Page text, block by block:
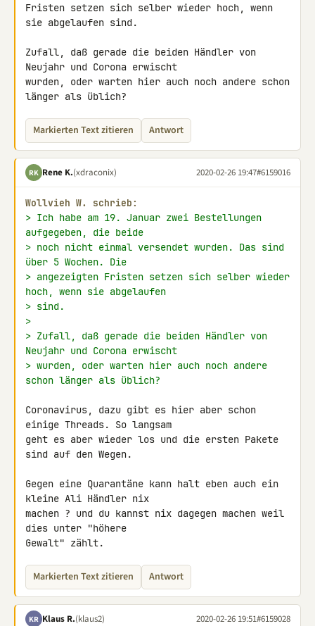
Fristen setzen sich selber wieder hoch, wenn
sie abgelaufen sind.
Zufall, daß gerade die beiden Händler von
Neujahr und Corona erwischt
wurden, oder warten hier auch noch andere schon
länger als üblich?
Markierten Text zitieren Antwort
RK Rene K.(xdraconix) 2020-02-26 19:47#6159016
Wollvieh W. schrieb:
> Ich habe am 19. Januar zwei Bestellungen
aufgegeben, die beide
> noch nicht einmal versendet wurden. Das sind
über 5 Wochen. Die
> angezeigten Fristen setzen sich selber wieder
hoch, wenn sie abgelaufen
> sind.
>
> Zufall, daß gerade die beiden Händler von
Neujahr und Corona erwischt
> wurden, oder warten hier auch noch andere
schon länger als üblich?
Coronavirus, dazu gibt es hier aber schon
einige Threads. So langsam
geht es aber wieder los und die ersten Pakete
sind auf den Wegen.
Gegen eine Quarantäne kann halt eben auch ein
kleine Ali Händler nix
machen ? und du kannst nix dagegen machen weil
dies unter "höhere
Gewalt" zählt.
Markierten Text zitieren Antwort
KR Klaus R.(klaus2) 2020-02-26 19:51#6159028